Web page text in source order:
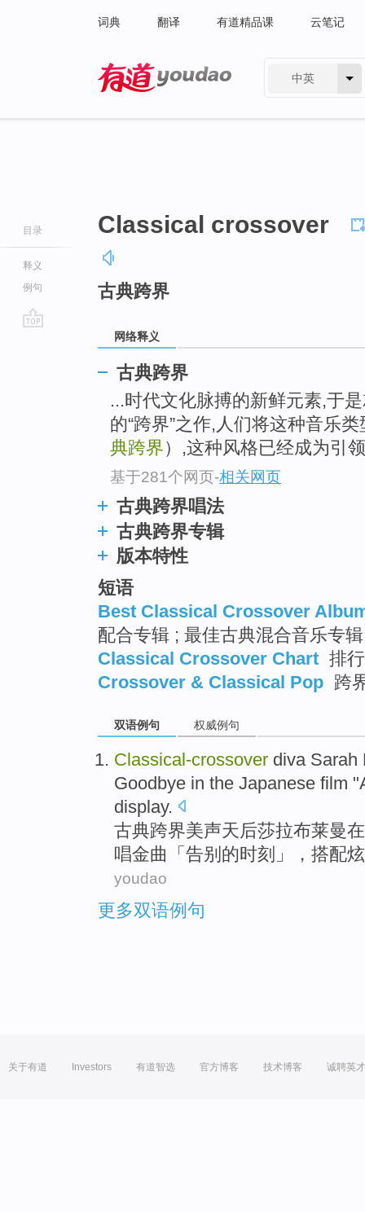
词典 翻译 有道精品课 云笔记
中英
目录
释义
例句
Classical crossover
古典跨界
网络释义
古典跨界
...时代文化脉搏的新鲜元素,于
的“跨界”之作,人们将这种音乐
典跨界）,这种风格已经成为引
基于281个网页-相关网页
古典跨界唱法
古典跨界专辑
版本特性
短语
Best Classical Crossover
配合专辑 ; 最佳古典混合音乐专辑
Classical Crossover Chart 排
Crossover & Classical Pop 跨
双语例句 权威例句
Classical-crossover diva Sarah
Goodbye in the Japanese film "
display.
古典跨界美声天后莎拉布莱曼在
唱金曲 「 告别 的时刻」，搭配炫
youdao
更多双语例句
关于有道 Investors 有道智选 官方博客 技术博客 诚聘英才